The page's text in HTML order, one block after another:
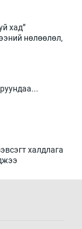
хад”
нөлөөлөл,
халдлага